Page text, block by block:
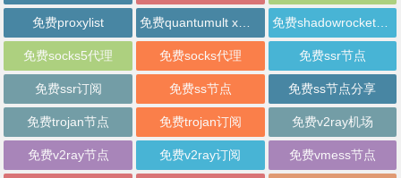
免费proxylist 免费shadowrocket节点
免费socks5代理 免费socks代理 免费ssr节点
免费ssr订阅 免费ss节点 免费ss节点分享
免费trojan节点 免费trojan订阅 免费v2ray机场
免费v2ray节点 免费v2ray订阅 免费vmess节点